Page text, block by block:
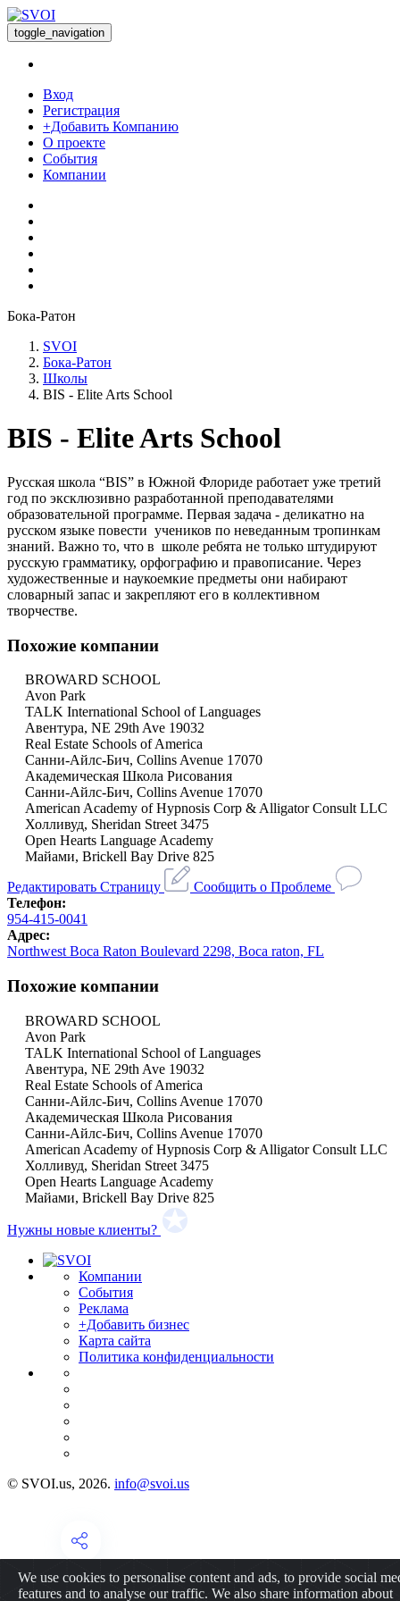
toggle_navigation
Вход
Регистрация
+Добавить Компанию
О проекте
События
Компании
Бока-Ратон
SVOI
Бока-Ратон
Школы
BIS - Elite Arts School
BIS - Elite Arts School
Русская школа “BIS” в Южной Флориде работает уже третий
год по эксклюзивно разработанной преподавателями
образовательной программе. Первая задача - деликатно на
русском языке повести учеников по неведанным тропинкам
знаний. Важно то, что в школе ребята не только штудируют
русскую грамматику, орфографию и правописание. Через
художественные и наукоемкие предметы они набирают
словарный запас и закрепляют его в коллективном
творчестве.
Похожие компании
BROWARD SCHOOL
Avon Park
TALK International School of Languages
Авентура, NE 29th Ave 19032
Real Estate Schools of America
Санни-Айлс-Бич, Collins Avenue 17070
Академическая Школа Рисования
Санни-Айлс-Бич, Collins Avenue 17070
American Academy of Hypnosis Corp & Alligator Consult LLC
Холливуд, Sheridan Street 3475
Open Hearts Language Academy
Майами, Brickell Bay Drive 825
Редактировать Страницу
Сообщить о Проблеме
Телефон:
954-415-0041
Адрес:
Northwest Boca Raton Boulevard 2298, Boca raton, FL
Похожие компании
BROWARD SCHOOL
Avon Park
TALK International School of Languages
Авентура, NE 29th Ave 19032
Real Estate Schools of America
Санни-Айлс-Бич, Collins Avenue 17070
Академическая Школа Рисования
Санни-Айлс-Бич, Collins Avenue 17070
American Academy of Hypnosis Corp & Alligator Consult LLC
Холливуд, Sheridan Street 3475
Open Hearts Language Academy
Майами, Brickell Bay Drive 825
Нужны новые клиенты?
Компании
События
Реклама
+Добавить бизнес
Карта сайта
Политика конфиденциальности
© SVOI.us, 2026. info@svoi.us
We use cookies to personalise content and ads, to provide social
features and to analyse our traffic. We also share information about